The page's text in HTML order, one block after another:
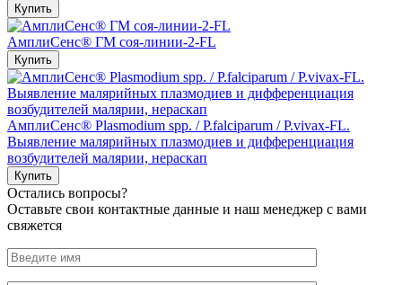
Купить
АмплиСенс® ГМ соя-линии-2-FL
Купить
АмплиСенс® Plasmodium spp. / P.falciparum / P.vivax-FL.
Выявление малярийных плазмодиев и дифференциация
возбудителей малярии, нераскап
Купить
Остались вопросы?
Оставьте свои контактные данные и наш менеджер с вами
свяжется